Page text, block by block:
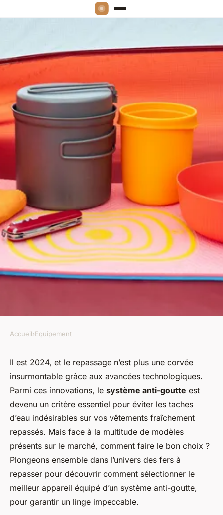
EQUIPEMENT
Comment choisir un fer à
repasser avec système anti-
goutte pour un repassage sans
traces?
Mathis•27 août 2024• 7 min de lecture
Accueil›Equipement
Il est 2024, et le repassage n’est plus une corvée
insurmontable grâce aux avancées technologiques.
Parmi ces innovations, le système anti-goutte est
devenu un critère essentiel pour éviter les taches
d’eau indésirables sur vos vêtements fraîchement
repassés. Mais face à la multitude de modèles
présents sur le marché, comment faire le bon choix ?
Plongeons ensemble dans l’univers des fers à
repasser pour découvrir comment sélectionner le
meilleur appareil équipé d’un système anti-goutte,
pour garantir un linge impeccable.